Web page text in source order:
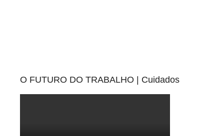
O FUTURO DO TRABALHO | Cuidados